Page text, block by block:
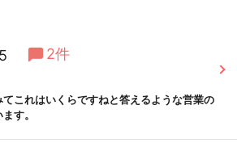
2件
これはいくらですねと答えるような営業の
す。